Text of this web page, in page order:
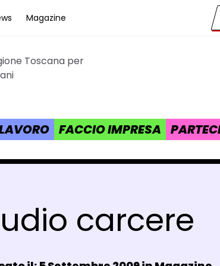
Magazine
Toscana per
FACCIO IMPRESA
carcere